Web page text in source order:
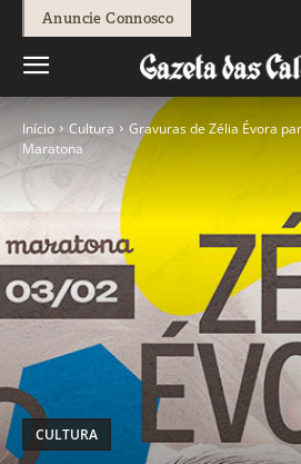
Anuncie Connosco
Início Cultura
Gravuras de Zélia Évora
Maratona
CULTURA